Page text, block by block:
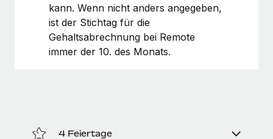
kann. Wenn nicht anders angegeben,
ist der Stichtag für die
Gehaltsabrechnung bei Remote
immer der 10. des Monats.
4 Feiertage